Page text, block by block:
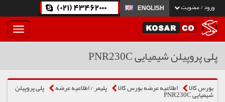
ورود / عضویت ENGLISH
(021) 43462000
بار
و
پلی پروپیلن شیمیایی PNR230C
بورس کالا اطلاعیه عرضه بورس کالا پلیمر / اطلاعیه عرضه پلی پروپیلن
شیمیایی PNR230C